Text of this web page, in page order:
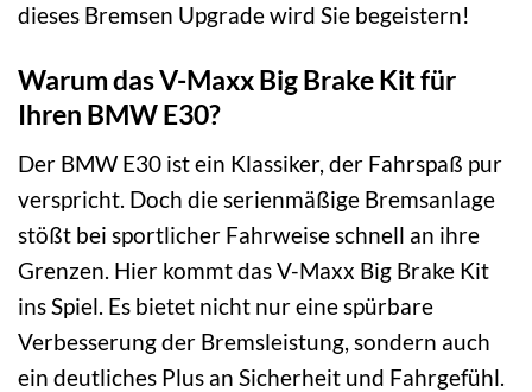
dieses Bremsen Upgrade wird Sie begeistern!
Warum das V-Maxx Big Brake Kit für
Ihren BMW E30?
Der BMW E30 ist ein Klassiker, der Fahrspaß pur
verspricht. Doch die serienmäßige Bremsanlage
stößt bei sportlicher Fahrweise schnell an ihre
Grenzen. Hier kommt das V-Maxx Big Brake Kit
ins Spiel. Es bietet nicht nur eine spürbare
Verbesserung der Bremsleistung, sondern auch
ein deutliches Plus an Sicherheit und Fahrgefühl.